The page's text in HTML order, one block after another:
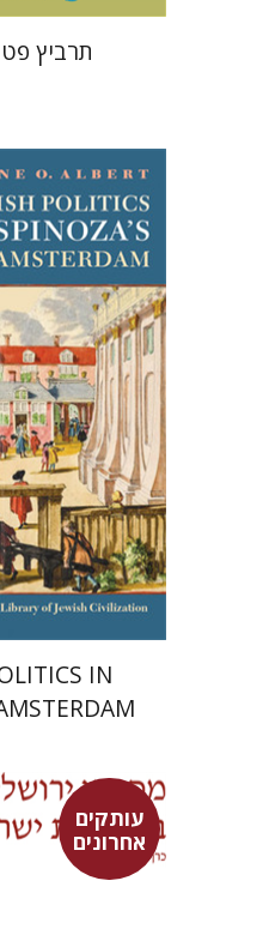
תרביץ
אן א' אלברט
הנחת אתר
$70
IN
עותקים
אחרונים
מארן ר' ניהוף